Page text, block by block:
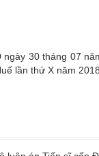
30 tháng 07
lần thứ X năm 2018